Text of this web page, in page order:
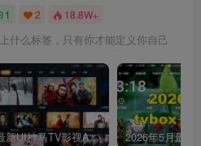
1 2 18.8W+
什么标签，只有你才能定义你自己
最新UI神马TV影视APP源码 乐檬影视苹果CMS后台 包含前后端源码